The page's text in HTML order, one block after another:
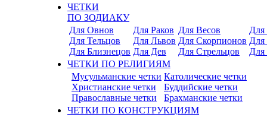
ЧЕТКИ
ПО ЗОДИАКУ
Для Овнов
Для Тельцов
Для Близнецов
Для Раков
Для Львов
Для Дев
Для Весов
Для Скорпионов
Для Стрельцов
Для
Для
ЧЕТКИ ПО РЕЛИГИЯМ
Мусульманские четки
Христианские четки
Православные четки
Католические четки
Буддийские четки
Брахманские четки
ЧЕТКИ ПО КОНСТРУКЦИЯМ